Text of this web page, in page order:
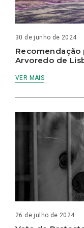
30 de junho de 2024
Recomendação
Arvoredo de
VER MAIS
26 de julho de 2024